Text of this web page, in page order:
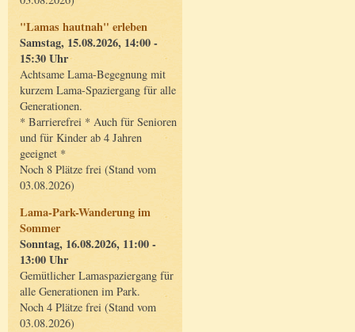
"Lamas hautnah" erleben
Samstag, 15.08.2026, 14:00 -
15:30 Uhr
Achtsame Lama-Begegnung mit
kurzem Lama-Spaziergang für alle
Generationen.
* Barrierefrei * Auch für Senioren
und für Kinder ab 4 Jahren
geeignet *
Noch 8 Plätze frei (Stand vom
03.08.2026)
Lama-Park-Wanderung im
Sommer
Sonntag, 16.08.2026, 11:00 -
13:00 Uhr
Gemütlicher Lamaspaziergang für
alle Generationen im Park.
Noch 4 Plätze frei (Stand vom
03.08.2026)